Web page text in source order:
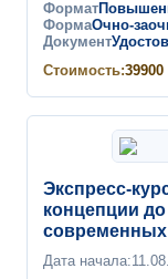
Формат
ФормаОчно-
Документ
Стоимость:39900
Экспресс-
концепции
современных
Дата начала: